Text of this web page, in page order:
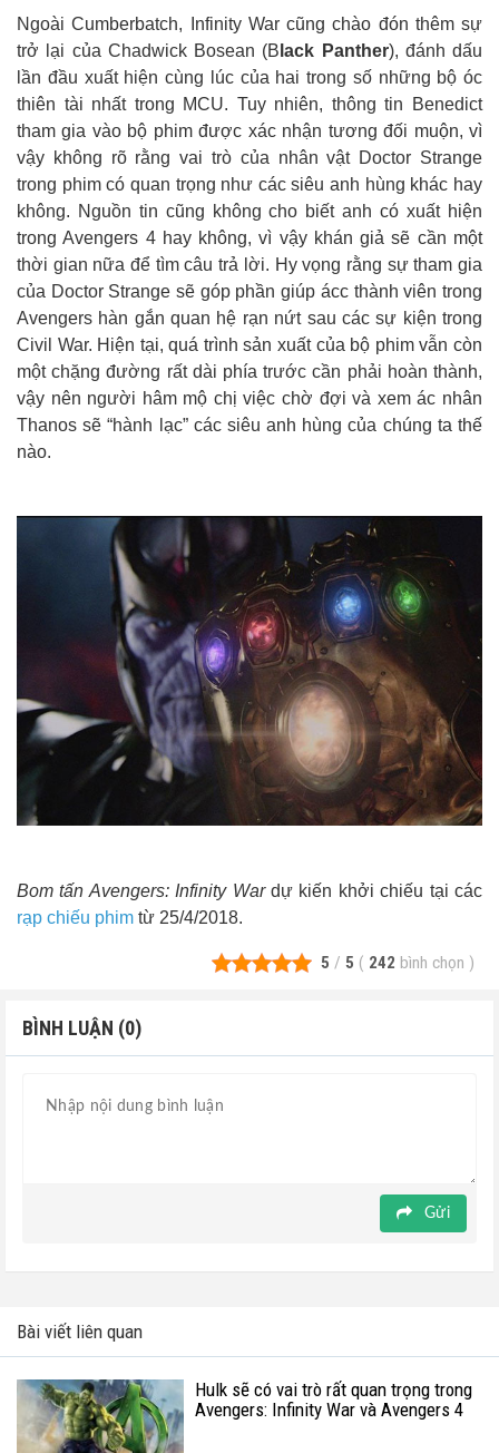
Ngoài Cumberbatch, Infinity War cũng chào đón thêm sự
trở lại của Chadwick Bosean (B lack Panther), đánh dấu
lần đầu xuất hiện cùng lúc của hai trong số những bộ óc
thiên tài nhất trong MCU. Tuy nhiên, thông tin Benedict
tham gia vào bộ phim được xác nhận tương đối muộn, vì
vậy không rõ rằng vai trò của nhân vật Doctor Strange
trong phim có quan trọng như các siêu anh hùng khác hay
không. Nguồn tin cũng không cho biết anh có xuất hiện
trong Avengers 4 hay không, vì vậy khán giả sẽ cần một
thời gian nữa để tìm câu trả lời. Hy vọng rằng sự tham gia
của Doctor Strange sẽ góp phần giúp ácc thành viên trong
Avengers hàn gắn quan hệ rạn nứt sau các sự kiện trong
Civil War. Hiện tại, quá trình sản xuất của bộ phim vẫn còn
một chặng đường rất dài phía trước cần phải hoàn thành,
vậy nên người hâm mộ chị việc chờ đợi và xem ác nhân
Thanos sẽ “hành lạc” các siêu anh hùng của chúng ta thế
nào.
Bom tấn Avengers: Infinity Wardự kiến khởi chiếu tại các
rạp chiếu phim từ 25/4/2018.
5 / 5 ( 242 bình chọn )
BÌNH LUẬN (0)
Gửi
Bài viết liên quan
Hulk sẽ có vai trò rất quan trọng trong
Avengers: Infinity War và Avengers 4